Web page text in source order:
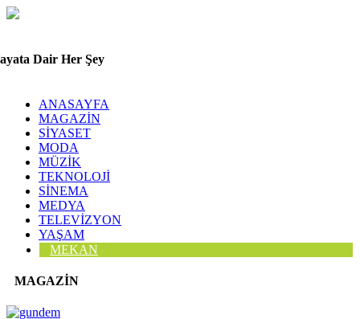
Dair Her Şey
ANASAYFA
MAGAZİN
SİYASET
MODA
MÜZİK
TEKNOLOJİ
SİNEMA
MEDYA
TELEVİZYON
YAŞAM
MEKAN
MAGAZİN